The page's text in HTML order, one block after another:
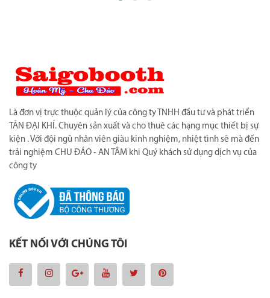
Là đơn vị trực thuộc quản lý của công ty TNHH đầu tư và phát triển
TÂN ĐẠI KHÍ. Chuyên sản xuất và cho thuê các hạng mục thiết bị sự
kiện . Với đội ngũ nhân viên giàu kinh nghiệm, nhiệt tình sẽ mà đến
trải nghiệm CHU ĐÁO - AN TÂM khi Quý khách sử dụng dịch vụ của
công ty
KẾT NỐI VỚI CHÚNG TÔI